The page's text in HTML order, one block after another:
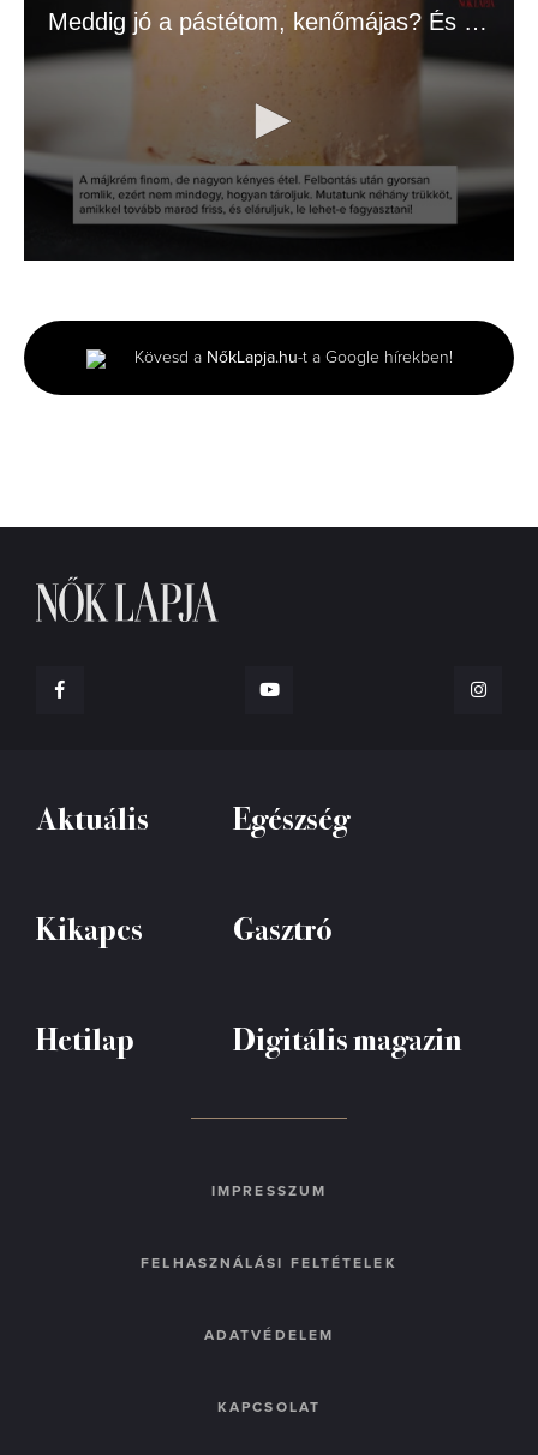
Meddig jó a pástétom, kenőmájas? És hogy marad tovább friss?
minute,
45
seconds
Kövesd a NőkLapja.hu-t a Google hírekben!
Aktuális Egészség
Kikapcs Gasztró
Hetilap Digitális magazin
IMPRESSZUM
FELHASZNÁLÁSI FELTÉTELEK
ADATVÉDELEM
KAPCSOLAT